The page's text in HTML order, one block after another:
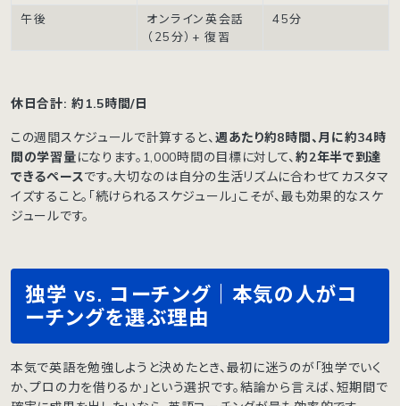
午後
オンライン英会話
（25分）+ 復習
45分
休日合計: 約1.5時間/日
この週間スケジュールで計算すると、週あたり約8時間、月に約34時
間の学習量になります。1,000時間の目標に対して、約2年半で到達
できるペースです。大切なのは自分の生活リズムに合わせてカスタマ
イズすること。「続けられるスケジュール」こそが、最も効果的なスケ
ジュールです。
独学 vs. コーチング｜本気の人がコ
ーチングを選ぶ理由
本気で英語を勉強しようと決めたとき、最初に迷うのが「独学でいく
か、プロの力を借りるか」という選択です。結論から言えば、短期間で